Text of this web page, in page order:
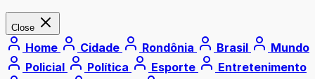
Close
Home Cidade Rondônia Brasil
Mundo
Policial
Política Esporte
Entretenimento